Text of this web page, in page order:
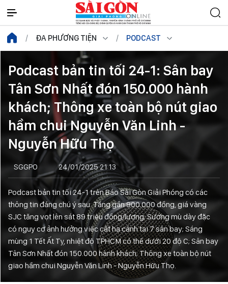
ĐA PHƯƠNG TIỆN PODCAST
Podcast bản tin tối 24-1: Sân bay
Tân Sơn Nhất đón 150.000 hành
khách; Thông xe toàn bộ nút giao
hầm chui Nguyễn Văn Linh -
Nguyễn Hữu Thọ
SGGPO 24/01/2025 21:13
Podcast bản tin tối 24-1 trên Báo Sài Gòn Giải Phóng có các
thông tin đáng chú ý sau: Tăng gần 900.000 đồng, giá vàng
SJC tăng vọt lên sát 89 triệu đồng/lượng; Sương mù dày đặc
có nguy cơ ảnh hưởng việc cất hạ cánh tại 7 sân bay; Sáng
mùng 1 Tết Ất Tỵ, nhiệt độ TPHCM có thể dưới 20 độ C; Sân bay
Tân Sơn Nhất đón 150.000 hành khách; Thông xe toàn bộ nút
giao hầm chui Nguyễn Văn Linh - Nguyễn Hữu Thọ.